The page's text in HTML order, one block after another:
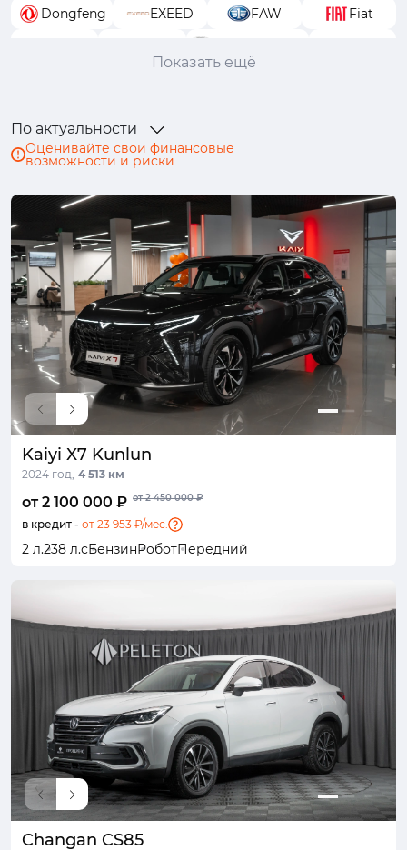
Dongfeng
EXEED FAW
Fiat
Jeep
Jetour
Mercedes-Benz
MINI
Nissan
Omoda
Peugeot
Porsche
Ram
Renault Skoda
Solaris
Subaru
Suzuki SWM
Tank
TENET
Toyota Volkswagen
Volvo
Москвич
УАЗ
Показать ещё
По актуальности
Оценивайте свои финансовые
возможности и риски
Kaiyi X7 Kunlun
2024 год, 4 513 км
от 2 100 000 ₽ от 2 450 000 ₽
в кредит - от 23 953 ₽/мес.
2 л.238 л.сБензинРоботПередний
Changan CS85